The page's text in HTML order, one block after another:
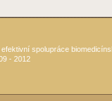
efektivní spolupráce
- 2012